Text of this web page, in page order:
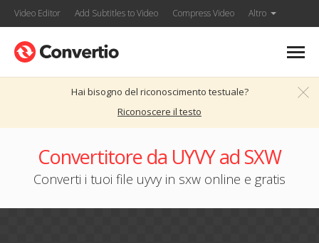
Video Editor Add Subtitles to Video Compress Video Altro
Hai bisogno del riconoscimento testuale?
Riconoscere il testo
Convertitore da UYVY ad SXW
Converti i tuoi file uyvy in sxw online e gratis